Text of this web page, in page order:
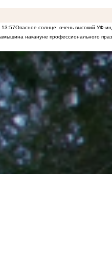
13:57Опасное солнце: очень высокий УФ-
накануне профессионального